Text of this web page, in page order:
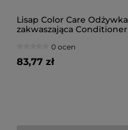
Lisap Color Care Odżywka
zakwaszająca Conditioner
0 ocen
83,77 zł